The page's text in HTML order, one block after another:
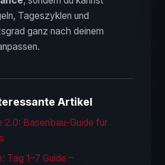
Tageszyklen und
ganz nach deinem
Artikel
2.0: Basenbau-Guide für
Tag 1–7 Guide –